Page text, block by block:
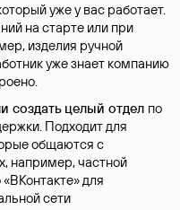
уже у вас работает.
на старте или при
изделия ручной
уже знает компанию
создать целый отдел по
Подходит для
общаются с
например, частной
для
сети